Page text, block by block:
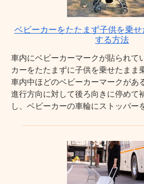
ベビーカーをたたまず子供を乗
する方法
車内にベビーカーマークが貼られて
カーをたたまずに子供を乗せたまま
車内中ほどのベビーカーマークがあ
進行方向に対して後ろ向きに停めて
し、ベビーカーの車輪にストッパー